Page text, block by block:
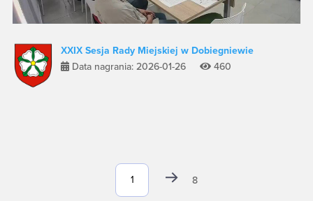
XXIX Sesja Rady Miejskiej w Dobiegniewie
Data nagrania: 2026-01-26
460
8